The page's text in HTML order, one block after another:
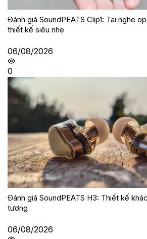
Đánh giá SoundPEATS Clip1: Tai nghe
thiết kế siêu nhẹ
06/08/2026
0
Đánh giá SoundPEATS H3: Thiết kế
tượng
06/08/2026